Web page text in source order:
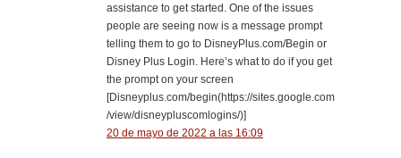
assistance to get started. One of the issues
people are seeing now is a message prompt
telling them to go to DisneyPlus.com/Begin or
Disney Plus Login. Here’s what to do if you get
the prompt on your screen
[Disneyplus.com/begin(https://sites.google.com
/view/disneypluscomlogins/)]
20 de mayo de 2022 a las 16:09